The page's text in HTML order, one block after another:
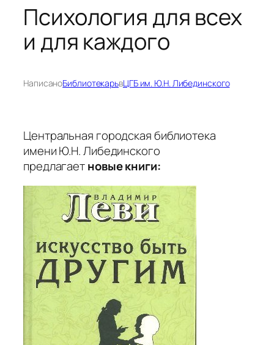
Психология для всех
и для каждого
НаписаноБиблиотекарьвЦГБ им. Ю.Н. Либединского
Центральная городская библиотека
имени Ю.Н. Либединского
предлагаетновые книги: